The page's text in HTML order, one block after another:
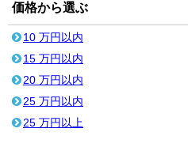
価格から選ぶ
10 万円以内
15 万円以内
20 万円以内
25 万円以内
25 万円以上